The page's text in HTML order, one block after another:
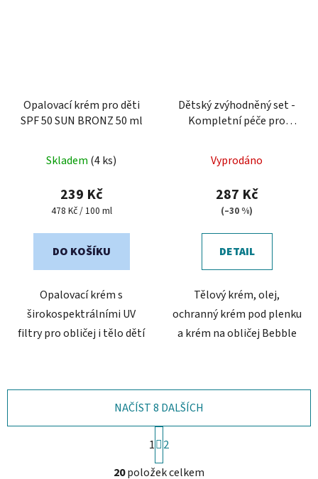
Opalovací krém pro děti
SPF 50 SUN BRONZ 50 ml
Skladem (4 ks)
239 Kč
Měrná
478 Kč / 100 ml
DO KOŠÍKU
Opalovací krém s
širokospektrálními UV
filtry pro obličej i tělo dětí
Dětský zvýhodněný set -
Kompletní péče pro
Vyprodáno
287 Kč
(–30 %)
DETAIL
Tělový krém, olej,
ochranný krém pod plenku
a krém na obličej Bebble
O
NAČÍST 8 DALŠÍCH
S
t
r
á
1
2
20položek celkem